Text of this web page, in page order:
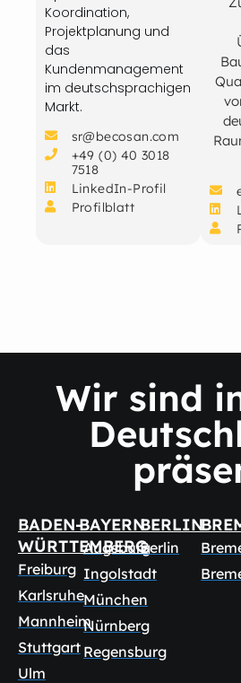
Koordination,
Projektplanung und
das
Kundenmanagement
im deutschsprachigen
Markt.
sr@becosan.com
+49 (0) 40 3018
7518
LinkedIn-Profil
Profilblatt
Wir sind
BADEN-
WÜRTTEMBERG
Freiburg
Karlsruhe
Mannheim
Stuttgart
Ulm
BAYERN
Augsburg
Ingolstadt
München
Nürnberg
Regensburg
BERLIN
Berlin